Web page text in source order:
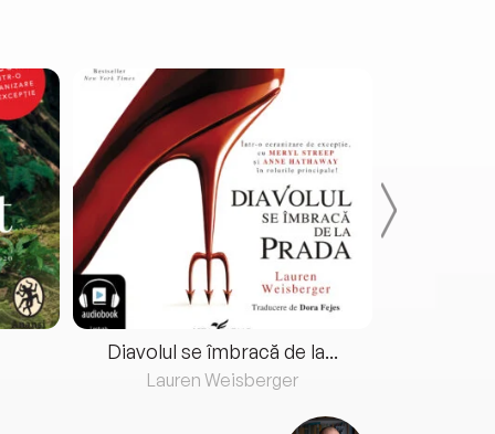
Diavolul se îmbracă de la...
Lauren Weisberger